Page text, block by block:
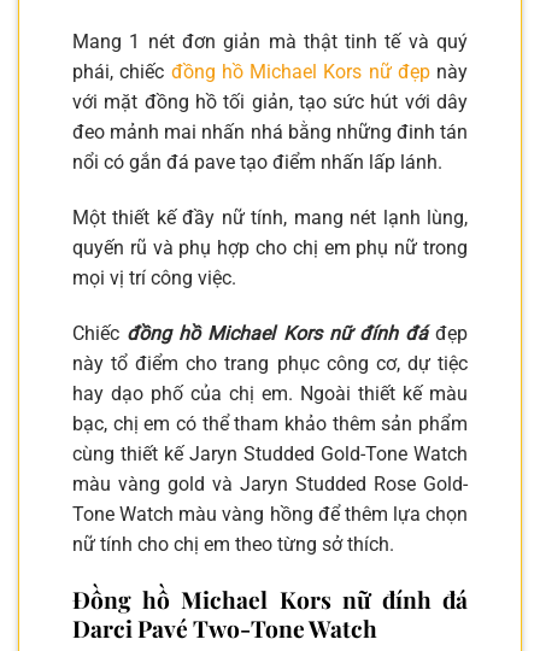
Mang 1 nét đơn giản mà thật tinh tế và quý
phái, chiếc đồng hồ Michael Kors nữ đẹpnày
với mặt đồng hồ tối giản, tạo sức hút với dây
đeo mảnh mai nhấn nhá bằng những đinh tán
nổi có gắn đá pave tạo điểm nhấn lấp lánh.
Một thiết kế đầy nữ tính, mang nét lạnh lùng,
quyến rũ và phụ hợp cho chị em phụ nữ trong
mọi vị trí công việc.
Chiếc đồng hồ Michael Kors nữ đính đáđẹp
này tổ điểm cho trang phục công cơ, dự tiệc
hay dạo phố của chị em. Ngoài thiết kế màu
bạc, chị em có thể tham khảo thêm sản phẩm
cùng thiết kế Jaryn Studded Gold-Tone Watch
màu vàng gold và Jaryn Studded Rose Gold-
Tone Watch màu vàng hồng để thêm lựa chọn
nữ tính cho chị em theo từng sở thích.
Đồng hồ Michael Kors nữ đính đá
Darci Pavé Two-Tone Watch